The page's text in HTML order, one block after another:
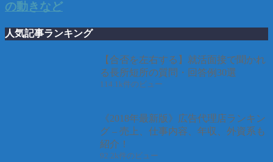
の動きなど
人気記事ランキング
【合否を左右する】就活面接で聞かれ
る長所短所の質問・回答例30選
114.1k件のビュー
《2018年最新版》広告代理店ランキン
グ – 売上、仕事内容、年収、外資系も
紹介！
92.2k件のビュー